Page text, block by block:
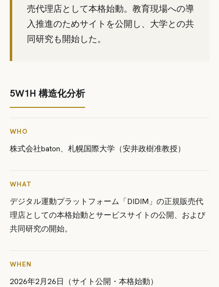
売代理店として本格始動。教育現場への導
入推進のためサイトを公開し、大学との共
同研究も開始した。
5W1H 構造化分析
WHO
株式会社baton、札幌国際大学（安井政樹准教授）
WHAT
デジタル運動プラットフォーム「DIDIM」の正規販売代
理店としての本格始動とサービスサイトの公開、および
共同研究の開始。
WHEN
2026年2月26日（サイト公開・本格始動）